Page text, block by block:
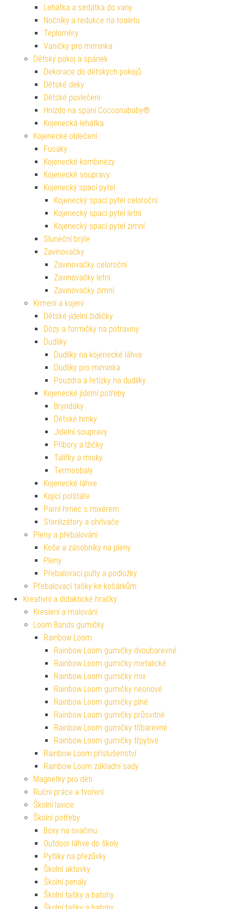
Lehátka a sedátka do vany
Nočníky a redukce na toaletu
Teploměry
Vaničky pro miminka
Dětský pokoj a spánek
Dekorace do dětských pokojů
Dětské deky
Dětské povlečení
Hnízdo na spaní Cocoonababy®
Kojenecká lehátka
Kojenecké oblečení
Fusaky
Kojenecké kombinézy
Kojenecké soupravy
Kojenecký spací pytel
Kojenecký spací pytel celoroční
Kojenecký spací pytel letní
Kojenecký spací pytel zimní
Sluneční brýle
Zavinovačky
Zavinovačky celoroční
Zavinovačky letní
Zavinovačky zimní
Krmení a kojení
Dětské jídelní židličky
Dózy a formičky na potraviny
Dudlíky
Dudlíky na kojenecké láhve
Dudlíky pro miminka
Pouzdra a řetízky na dudlíky
Kojenecké jídelní potřeby
Bryndáky
Dětské hrnky
Jídelní soupravy
Příbory a lžičky
Talířky a misky
Termoobaly
Kojenecké láhve
Kojící polštáře
Parní hrnec s mixérem
Sterilizátory a ohřívače
Pleny a přebalování
Koše a zásobníky na pleny
Pleny
Přebalovací pulty a podložky
Přebalovací tašky ke kočárkům
Kreativní a didaktické hračky
Kreslení a malování
Loom Bands gumičky
Rainbow Loom
Rainbow Loom gumičky dvoubarevné
Rainbow Loom gumičky metalické
Rainbow Loom gumičky mix
Rainbow Loom gumičky neonové
Rainbow Loom gumičky plné
Rainbow Loom gumičky průsvitné
Rainbow Loom gumičky tříbarevné
Rainbow Loom gumičky třpytivé
Rainbow Loom příslušenství
Rainbow Loom základní sady
Magnetky pro děti
Ruční práce a tvoření
Školní lavice
Školní potřeby
Boxy na svačinu
Outdoor láhve do školy
Pytlíky na přezůvky
Školní aktovky
Školní penály
Školní tašky a batohy